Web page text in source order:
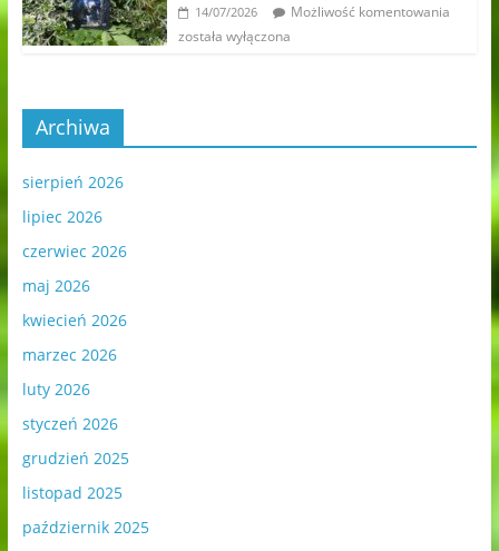
14/07/2026
Możliwość komentowania
została wyłączona
Archiwa
sierpień 2026
lipiec 2026
czerwiec 2026
maj 2026
kwiecień 2026
marzec 2026
luty 2026
styczeń 2026
grudzień 2025
listopad 2025
październik 2025